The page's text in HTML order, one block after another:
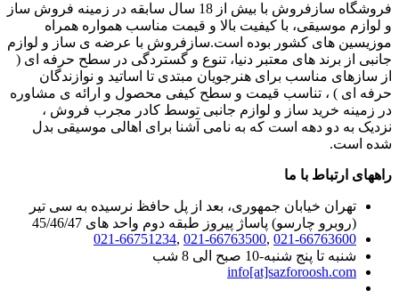
فروشگاه سازفروش با بیش از 18 سال سابقه در زمینه فروش ساز
و لوازم موسیقی، با کیفیت بالا و قیمت مناسب همواره همراه
موزیسین های کشور بوده است.سازفروش با عرضه ی ساز و لوازم
جانبی از برند های معتبر دنیا، تنوع و گستردگی در سطح حرفه ای (
از سازهای مناسب برای هنرجویان مبتدی تا اساتید و نوازندگان
حرفه ای ) ، تناسب قیمت و سطح کیفی محصول و ارائه ی مشاوره
در زمینه خرید ساز و لوازم جانبی توسط کادر مجرب فروش ،
نزدیک به دو دهه است که به نامی آشنا برای اهالی موسیقی بدل
شده است.
راههای ارتباط با ما
تهران خیابان جمهوری، بعد از پل حافظ نرسیده به سی تیر
(روبرو چارسو) پاساژ پیروز طبقه دوم واحد های 45/46/47
021-66763600
,
021-66763500
,
021-66751234
شنبه تا پنج شنبه-10 صبح الی 8 شب
info[at]sazforoosh.com